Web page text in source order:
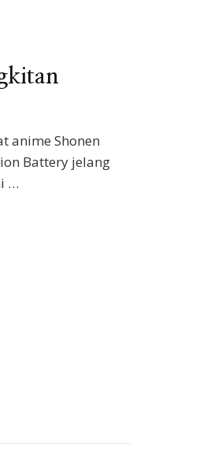
anime Shonen
Battery jelang
…